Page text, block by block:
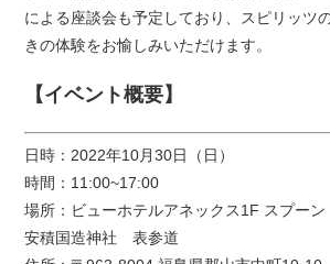
による座談会も予定しており、スピリッツ
きの体験をお愉しみいただけます。
【イベント概要】
日時：2022年10月30日（日）
時間：11:00~17:00
場所：ビューホテルアネックス1F スプーン
安積国造神社 表参道